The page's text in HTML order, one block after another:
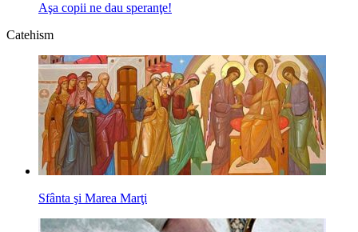
Aşa copii ne dau speranţe!
Catehism
Sfânta şi Marea Marţi